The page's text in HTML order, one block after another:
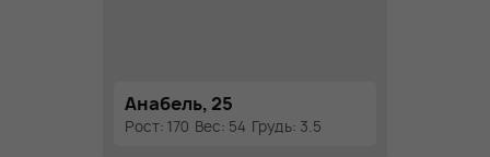
Анабель, 25
Рост: 170 Вес: 54 Грудь: 3.5